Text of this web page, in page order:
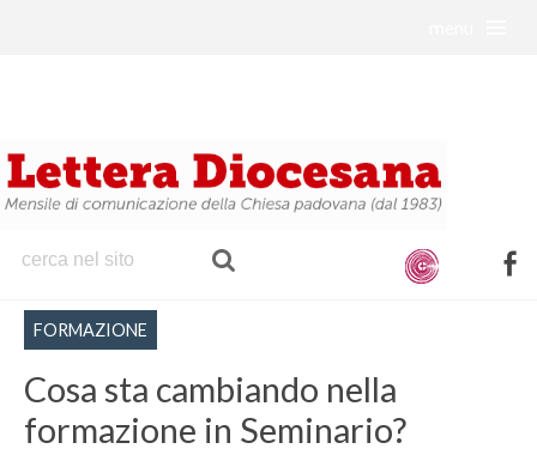
FORMAZIONE
Cosa sta cambiando nella
formazione in Seminario?